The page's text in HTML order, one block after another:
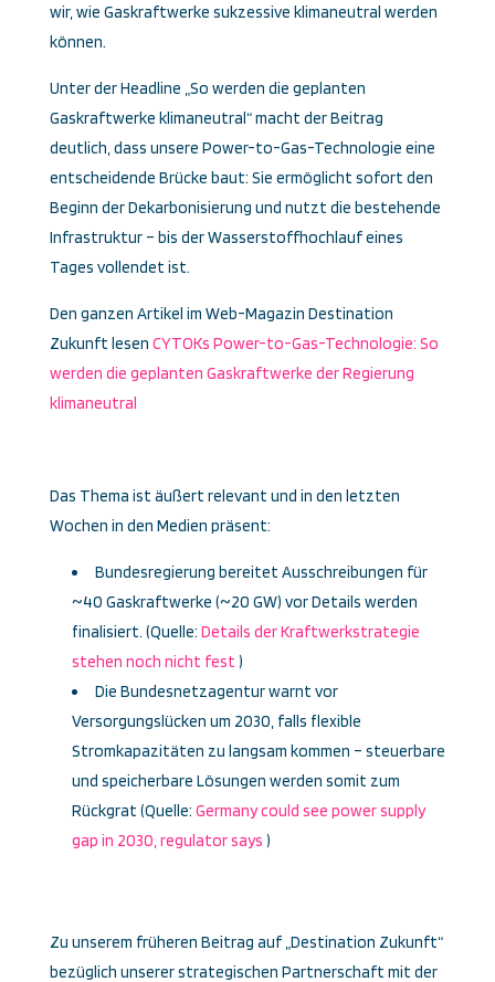
wir, wie Gaskraftwerke sukzessive klimaneutral werden
können.
Unter der Headline „So werden die geplanten
Gaskraftwerke klimaneutral“ macht der Beitrag
deutlich, dass unsere Power-to-Gas-Technologie eine
entscheidende Brücke baut: Sie ermöglicht sofort den
Beginn der Dekarbonisierung und nutzt die bestehende
Infrastruktur – bis der Wasserstoffhochlauf eines
Tages vollendet ist.
Den ganzen Artikel im Web-Magazin Destination
Zukunft lesen CYTOKs Power-to-Gas-Technologie: So
werden die geplanten Gaskraftwerke der Regierung
klimaneutral
Das Thema ist äußert relevant und in den letzten
Wochen in den Medien präsent:
Bundesregierung bereitet Ausschreibungen für
~40 Gaskraftwerke (~20 GW) vor Details werden
finalisiert. (Quelle: Details der Kraftwerkstrategie
stehen noch nicht fest )
Die Bundesnetzagentur warnt vor
Versorgungslücken um 2030, falls flexible
Stromkapazitäten zu langsam kommen – steuerbare
und speicherbare Lösungen werden somit zum
Rückgrat (Quelle: Germany could see power supply
gap in 2030, regulator says )
Zu unserem früheren Beitrag auf „Destination Zukunft“
bezüglich unserer strategischen Partnerschaft mit der